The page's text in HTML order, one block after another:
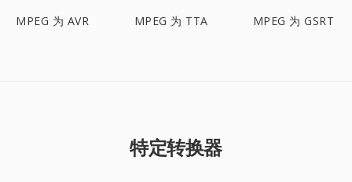
MPEG 为 AVR MPEG 为 TTA MPEG 为 GSRT
特定转换器